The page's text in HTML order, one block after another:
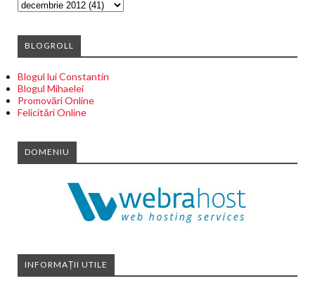
BLOGROLL
Blogul lui Constantin
Blogul Mihaelei
Promovări Online
Felicitări Online
DOMENIU
INFORMAȚII UTILE